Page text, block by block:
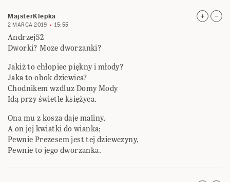
MajsterKlepka
2 MARCA 2019 15:55
Andrzej52
Dworki? Moze dworzanki?
Jakiż to chłopiec piękny i młody?
Jaka to obok dziewica?
Chodnikem wzdluz Domy Mody
Idą przy świetle księżyca.
Ona mu z kosza daje maliny,
A on jej kwiatki do wianka;
Pewnie Prezesem jest tej dziewczyny,
Pewnie to jego dworzanka.